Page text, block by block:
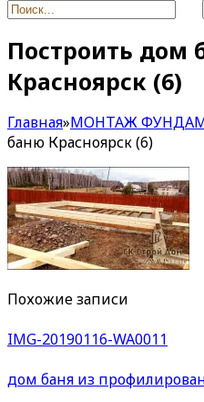
Построить дом
Красноярск (6)
Главная»МОНТАЖ
баню Красноярск (6)
Похожие записи
IMG-20190116-WA0011
дом баня из